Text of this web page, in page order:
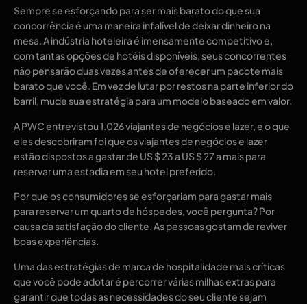
Sempre se esforçando para ser mais barato do que sua
concorrência é uma maneira infalível de deixar dinheiro na
mesa. A indústria hoteleiraé imensamente competitivo e,
com tantas opções de hotéis disponíveis, seus concorrentes
não pensarão duas vezes antes de oferecer um pacote mais
barato que você. Em vez de lutar por restos na parte inferior do
barril, mude sua estratégia para um modelo baseado em valor.
A PWC entrevistou 1.026 viajantes de negócios e lazer, e o que
eles descobriram foi que os viajantes de negócios e lazer
estão dispostos a gastar de US $ 23 a US $ 27 a mais para
reservar uma estadia em seu hotel preferido.
Por que os consumidores se esforçariam para gastar mais
para reservar um quarto de hóspedes, você pergunta? Por
causa da satisfação do cliente. As pessoas gostam de reviver
boas experiências.
Uma das estratégias de marca de hospitalidade mais críticas
que você pode adotar é percorrer várias milhas extras para
garantir que todas as necessidades do seu cliente sejam